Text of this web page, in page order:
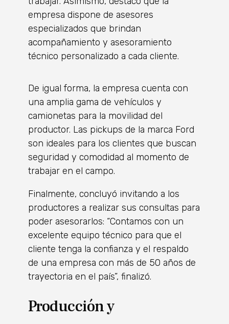
empresa dispone de asesores
especializados que brindan
acompañamiento y asesoramiento
técnico personalizado a cada cliente.
De igual forma, la empresa cuenta con
una amplia gama de vehículos y
camionetas para la movilidad del
productor. Las pickups de la marca Ford
son ideales para los clientes que buscan
seguridad y comodidad al momento de
trabajar en el campo.
Finalmente, concluyó invitando a los
productores a realizar sus consultas para
poder asesorarlos: “Contamos con un
excelente equipo técnico para que el
cliente tenga la confianza y el respaldo
de una empresa con más de 50 años de
trayectoria en el país”, finalizó.
Producción y